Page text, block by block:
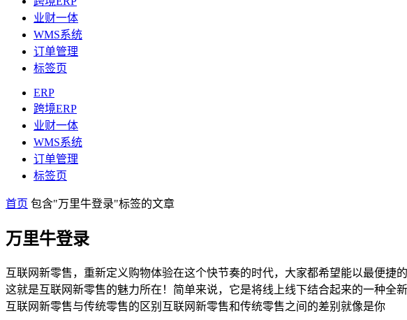
业财一体
WMS系统
订单管理
标签页
ERP
跨境ERP
业财一体
WMS系统
订单管理
标签页
首页 包含"万里牛登录"标签的文章
万里牛登录
互联网新零售，重新定义购物体验在这个快节奏的时代，大家都希望能以最便捷
这就是互联网新零售的魅力所在！简单来说，它是将线上线下结合起来的一种全
互联网新零售与传统零售的区别互联网新零售和传统零售之间的差别就像是你